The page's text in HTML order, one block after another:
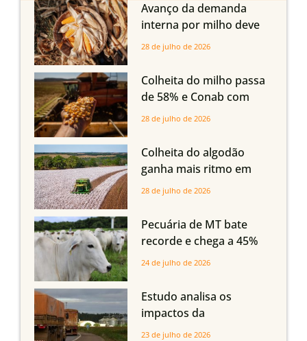
Avanço da demanda
interna por milho deve
compensar aumento da
em Mato Grosso, aponta
Imea
28 de julho de 2026
Colheita do milho passa
de 58% e Conab com
boas produtividades em
quedas em Tocantins,
Maranhão e Piauí
28 de julho de 2026
Colheita do algodão
ganha mais ritmo em
Mato Grosso, Mato
Maranhão
28 de julho de 2026
Pecuária de MT bate
recorde e chega a 45%
dos bovinos abatidos
24 de julho de 2026
Estudo analisa os
impactos da
infraestrutura logística
23 de julho de 2026